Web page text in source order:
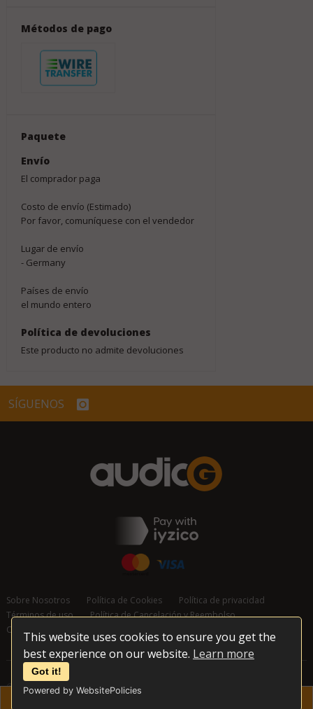
This website uses cookies to ensure you get the
best experience on our website. Learn more
Got it!
Powered by WebsitePolicies
Métodos de pago
Paquete
Envío
El comprador paga
Costo de envío (Estimado)
Por favor, comuníquese con el vendedor
Lugar de envío
- Germany
Países de envío
el mundo entero
Política de devoluciones
Este producto no admite devoluciones
SÍGUENOS
Sobre Nosotros Política de Cookies
Política de privacidad
Términos de uso
Política de Cancelación y Reembolso
Contáctanos
© 2026 audioG - Todos los derechos reservados